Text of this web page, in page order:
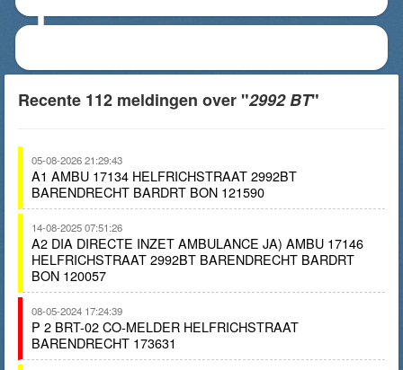
Recente 112 meldingen over "2992 BT"
05-08-2026 21:29:43
A1 AMBU 17134 HELFRICHSTRAAT 2992BT
BARENDRECHT BARDRT BON 121590
14-08-2025 07:51:26
A2 DIA DIRECTE INZET AMBULANCE JA) AMBU 17146
HELFRICHSTRAAT 2992BT BARENDRECHT BARDRT
BON 120057
08-05-2024 17:24:39
P 2 BRT-02 CO-MELDER HELFRICHSTRAAT
BARENDRECHT 173631